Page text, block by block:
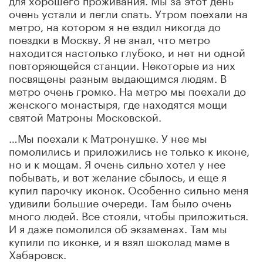
очень устали и легли спать. Утром поехали на
метро, на котором я не ездил никогда до
поездки в Москву. Я не знал, что метро
находится настолько глубоко, и нет ни одной
повторяющейся станции. Некоторые из них
посвящены разным выдающимся людям. В
метро очень громко. На метро мы поехали до
женского монастыря, где находятся мощи
святой Матроны Московской.
…Мы поехали к Матронушке. У нее мы
помолились и приложились не только к иконе,
но и к мощам. Я очень сильно хотел у нее
побывать, и вот желание сбылось, и еще я
купил парочку иконок. Особенно сильно меня
удивили большие очереди. Там было очень
много людей. Все стояли, чтобы приложиться.
И я даже помолился об экзаменах. Там мы
купили по иконке, и я взял шоколад маме в
Хабаровск.